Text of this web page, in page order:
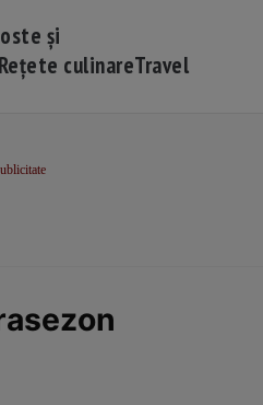
și
Rețete culinareTravel